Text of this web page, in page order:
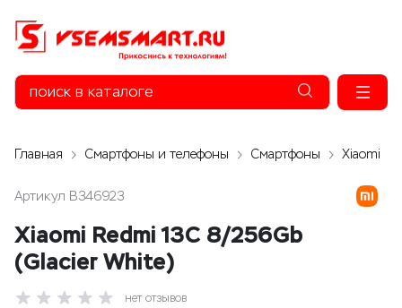
Главная Смартфоны и телефоны Смартфоны Xiaomi
Артикул B346923
Xiaomi Redmi 13C 8/256Gb
(Glacier White)
нет отзывов